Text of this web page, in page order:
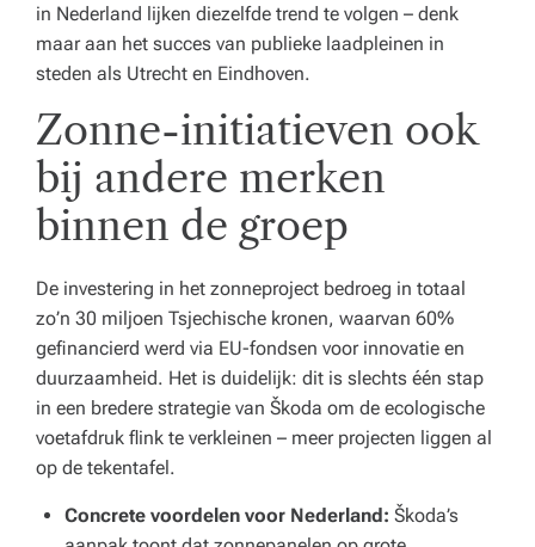
in Nederland lijken diezelfde trend te volgen – denk
maar aan het succes van publieke laadpleinen in
steden als Utrecht en Eindhoven.
Zonne-initiatieven ook
bij andere merken
binnen de groep
De investering in het zonneproject bedroeg in totaal
zo’n 30 miljoen Tsjechische kronen, waarvan 60%
gefinancierd werd via EU-fondsen voor innovatie en
duurzaamheid. Het is duidelijk: dit is slechts één stap
in een bredere strategie van Škoda om de ecologische
voetafdruk flink te verkleinen – meer projecten liggen al
op de tekentafel.
Concrete voordelen voor Nederland: Škoda’s